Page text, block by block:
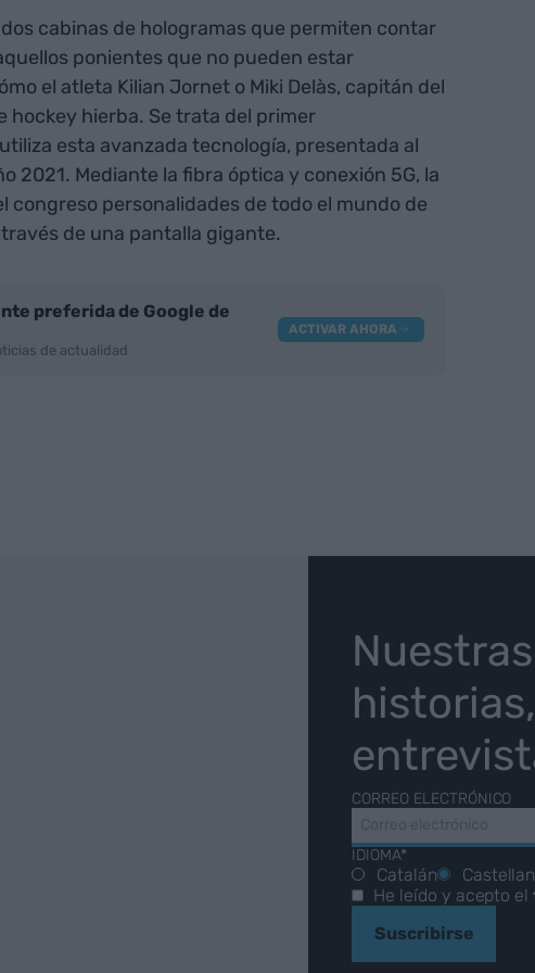
cabinas de hologramas que permiten contar
ponientes que no pueden estar
el atleta Kilian Jornet o Miki Delàs, capitán del
hockey hierba. Se trata del primer
esta avanzada tecnología, presentada al
2021. Mediante la fibra óptica y conexión 5G, la
personalidades de todo el mundo de
de una pantalla gigante.
preferida de Google de
de actualidad
ACTIVAR AHORA
CORREO ELECTRÓNICO
IDIOMA*
Catalán
He leído y acepto el
Suscribirse